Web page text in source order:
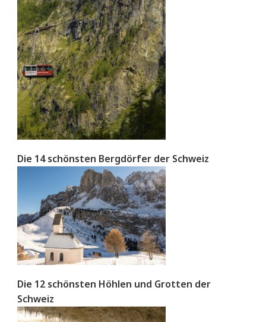
Die 14 schönsten Bergdörfer der Schweiz
Die 12 schönsten Höhlen und Grotten der
Schweiz